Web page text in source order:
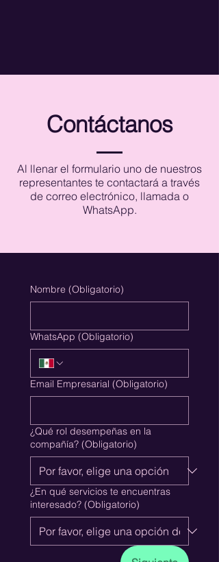
Contáctanos
Al llenar el formulario uno de nuestros
representantes te contactará a través
de correo electrónico, llamada o
WhatsApp.
Nombre (Obligatorio)
WhatsApp (Obligatorio)
Email Empresarial (Obligatorio)
¿Qué rol desempeñas en la
compañía? (Obligatorio)
¿En qué servicios te encuentras
interesado? (Obligatorio)